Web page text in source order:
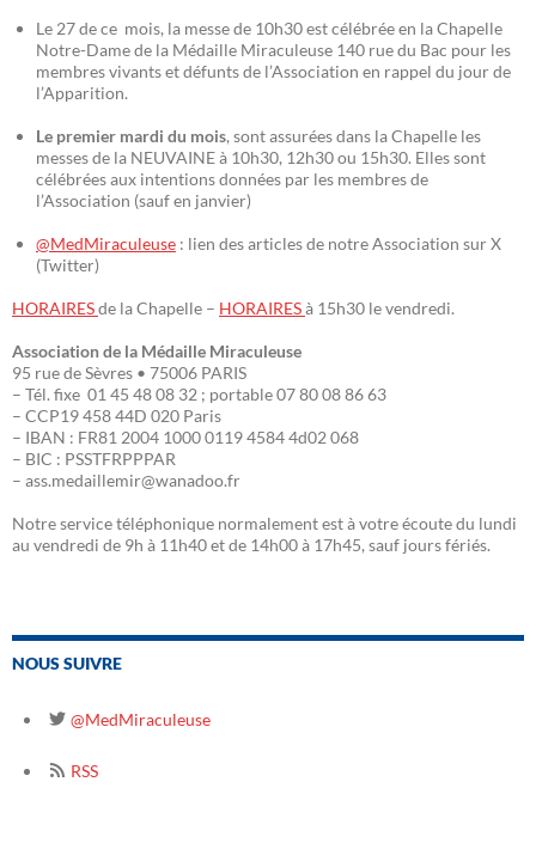
Le 27 de ce mois, la messe de 10h30 est célébrée en la Chapelle
Notre-Dame de la Médaille Miraculeuse 140 rue du Bac pour les
membres vivants et défunts de l’Association en rappel du jour de
l’Apparition.
Le premier mardi du mois, sont assurées dans la Chapelle les
messes de la NEUVAINE à 10h30, 12h30 ou 15h30. Elles sont
célébrées aux intentions données par les membres de
l’Association (sauf en janvier)
@MedMiraculeuse : lien des articles de notre Association sur X
(Twitter)
HORAIRESde la Chapelle – HORAIRESà 15h30 le vendredi.
Association de la Médaille Miraculeuse
95 rue de Sèvres • 75006 PARIS
– Tél. fixe 01 45 48 08 32 ; portable 07 80 08 86 63
– CCP19 458 44D 020 Paris
– IBAN : FR81 2004 1000 0119 4584 4d02 068
– BIC : PSSTFRPPPAR
– ass.medaillemir@wanadoo.fr
Notre service téléphonique normalement est à votre écoute du lundi
au vendredi de 9h à 11h40 et de 14h00 à 17h45, sauf jours fériés.
NOUS SUIVRE
@MedMiraculeuse
RSS